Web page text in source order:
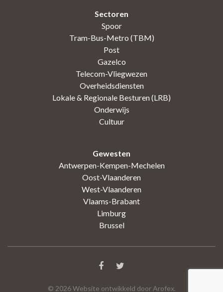
Sectoren
Spoor
Tram-Bus-Metro (TBM)
Post
Gazelco
Telecom-Vliegwezen
Overheidsdiensten
Lokale & Regionale Besturen (LRB)
Onderwijs
Cultuur
Gewesten
Antwerpen-Kempen-Mechelen
Oost-Vlaanderen
West-Vlaanderen
Vlaams-Brabant
Limburg
Brussel
© 2026Website ontwikkeld door Arofex.